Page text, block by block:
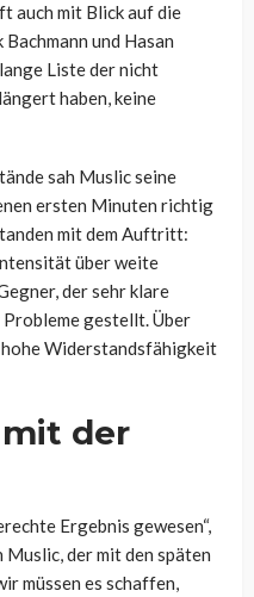
auch mit Blick auf die
und Hasan
Liste der nicht
haben, keine
sah Muslic seine
ersten Minuten richtig
mit dem Auftritt:
über weite
der sehr klare
gestellt. Über
Widerstandsfähigkeit
der
Ergebnis gewesen“,
der mit den späten
müssen es schaffen,